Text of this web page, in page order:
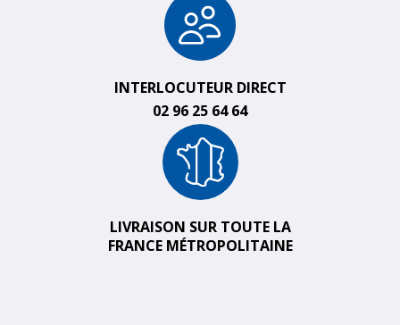
INTERLOCUTEUR DIRECT
02 96 25 64 64
LIVRAISON SUR TOUTE LA
FRANCE MÉTROPOLITAINE